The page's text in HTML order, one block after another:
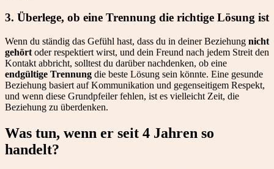
3. Überlege, ob eine Trennung die richtige Lösung ist
Wenn du ständig das Gefühl hast, dass du in deiner Beziehung nicht
gehört oder respektiert wirst, und dein Freund nach jedem Streit den
Kontakt abbricht, solltest du darüber nachdenken, ob eine
endgültige Trennung die beste Lösung sein könnte. Eine gesunde
Beziehung basiert auf Kommunikation und gegenseitigem Respekt,
und wenn diese Grundpfeiler fehlen, ist es vielleicht Zeit, die
Beziehung zu überdenken.
Was tun, wenn er seit 4 Jahren so
handelt?